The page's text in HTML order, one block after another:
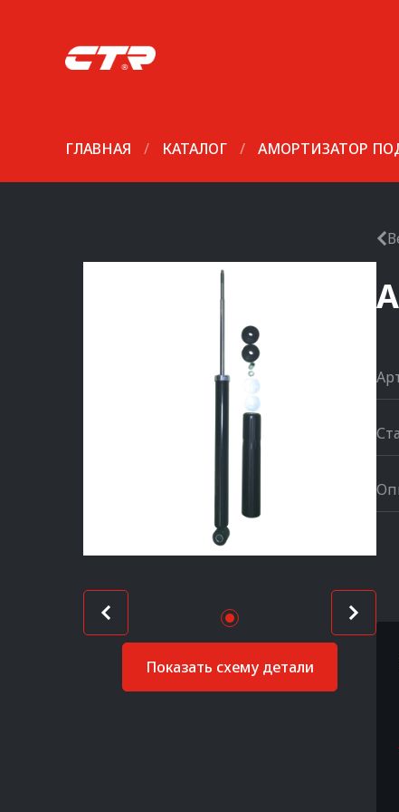
ГЛАВНАЯ / КАТАЛОГ / АМОРТИЗАТОР
Показать схему детали